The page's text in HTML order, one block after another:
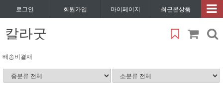
로그인 회원가입 마이페이지 최근본상품
칼라굿
배송비결재